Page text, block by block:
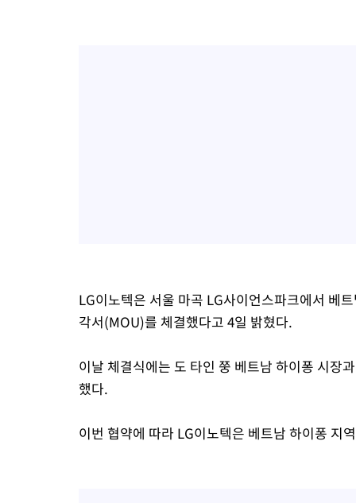
LG이노텍은 서울 마곡 LG사이언스파크에서 베
각서(MOU)를 체결했다고 4일 밝혔다.
이날 체결식에는 도 타인 쭝 베트남 하이퐁 시장
했다.
이번 협약에 따라 LG이노텍은 베트남 하이퐁 지